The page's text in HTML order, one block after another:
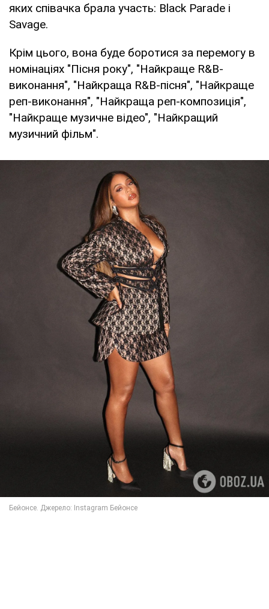
яких співачка брала участь: Black Parade і
Savage.
Крім цього, вона буде боротися за перемогу в
номінаціях "Пісня року", "Найкраще R&B-
виконання", "Найкраща R&B-пісня", "Найкраще
реп-виконання", "Найкраща реп-композиція",
"Найкраще музичне відео", "Найкращий
музичний фільм".